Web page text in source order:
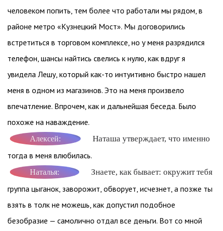
человеком попить, тем более что работали мы рядом, в
районе метро «Кузнецкий Мост». Мы договорились
встретиться в торговом комплексе, но у меня разрядился
телефон, шансы найтись свелись к нулю, как вдруг я
увидела Лешу, который как-то интуитивно быстро нашел
меня в одном из магазинов. Это на меня произвело
впечатление. Впрочем, как и дальнейшая беседа. Было
похоже на наваждение.
Алексей: Наташа утверждает, что именно
тогда в меня влюбилась.
Наталья: Знаете, как бывает: окружит тебя
группа цыганок, заворожит, обворует, исчезнет, а позже ты
взять в толк не можешь, как допустил подобное
безобразие — самолично отдал все деньги. Вот со мной